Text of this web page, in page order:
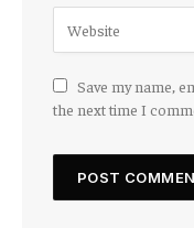
Save my name,
the next time I